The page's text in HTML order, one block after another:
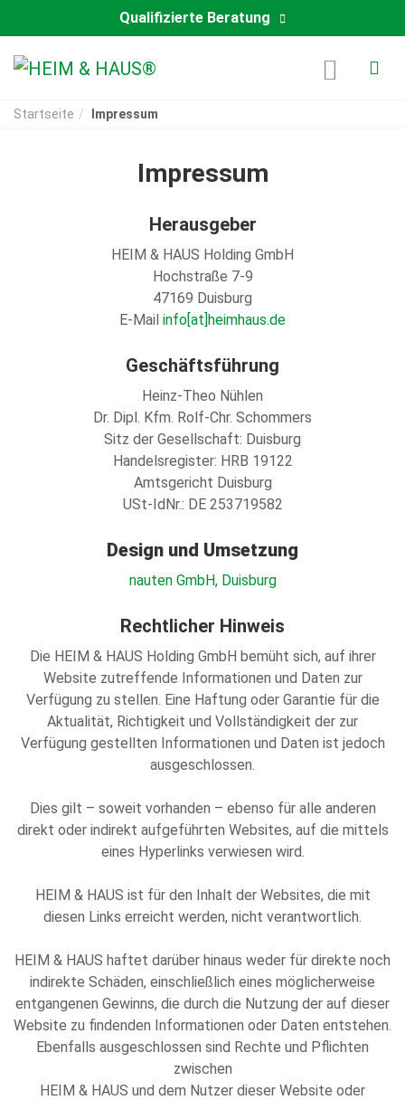
Qualifizierte Beratung
Startseite Impressum
Impressum
Herausgeber
HEIM & HAUS Holding GmbH
Hochstraße 7-9
47169 Duisburg
E-Mail info[at]heimhaus.de
Geschäftsführung
Heinz-Theo Nühlen
Dr. Dipl. Kfm. Rolf-Chr. Schommers
Sitz der Gesellschaft: Duisburg
Handelsregister: HRB 19122
Amtsgericht Duisburg
USt-IdNr.: DE 253719582
Design und Umsetzung
nauten GmbH, Duisburg
Rechtlicher Hinweis
Die HEIM & HAUS Holding GmbH bemüht sich, auf ihrer
Website zutreffende Informationen und Daten zur
Verfügung zu stellen. Eine Haftung oder Garantie für die
Aktualität, Richtigkeit und Vollständigkeit der zur
Verfügung gestellten Informationen und Daten ist jedoch
ausgeschlossen.
Dies gilt – soweit vorhanden – ebenso für alle anderen
direkt oder indirekt aufgeführten Websites, auf die mittels
eines Hyperlinks verwiesen wird.
HEIM & HAUS ist für den Inhalt der Websites, die mit
diesen Links erreicht werden, nicht verantwortlich.
HEIM & HAUS haftet darüber hinaus weder für direkte noch
indirekte Schäden, einschließlich eines möglicherweise
entgangenen Gewinns, die durch die Nutzung der auf dieser
Website zu findenden Informationen oder Daten entstehen.
Ebenfalls ausgeschlossen sind Rechte und Pflichten
zwischen
HEIM & HAUS und dem Nutzer dieser Website oder